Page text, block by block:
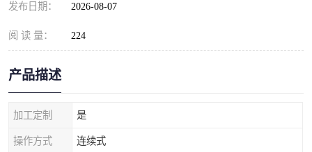
发布日期： 2026-08-07
阅 读 量： 224
产品描述
加工定制 是
操作方式 连续式